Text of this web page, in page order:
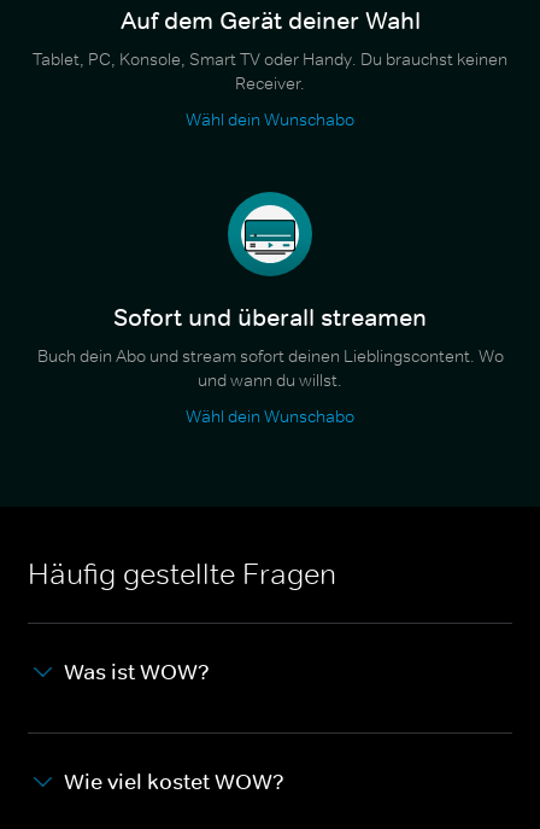
Auf dem Gerät deiner Wahl
Tablet, PC, Konsole, Smart TV oder Handy. Du brauchst keinen
Receiver.
Wähl dein Wunschabo
Sofort und überall streamen
Buch dein Abo und stream sofort deinen Lieblingscontent. Wo
und wann du willst.
Wähl dein Wunschabo
Häufig gestellte Fragen
Was ist WOW?
Wie viel kostet WOW?